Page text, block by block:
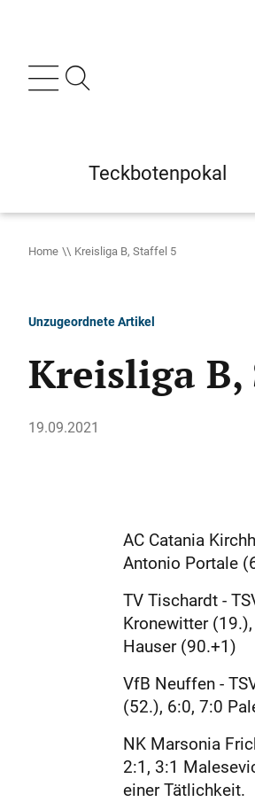
Teckbotenpokal
Home Kreisliga B, Staffel 5
Unzugeordnete Artikel
Kreisliga B,
19.09.2021
AC Catania
Antonio Portale
TV Tischardt -
Kronewitter
Hauser (90.+1)
VfB Neuffen -
(52.), 6:0, 7:0
NK Marsonia
2:1, 3:1
einer Tätlichkeit.